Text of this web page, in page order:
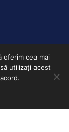
oferim cea mai
utilizați acest